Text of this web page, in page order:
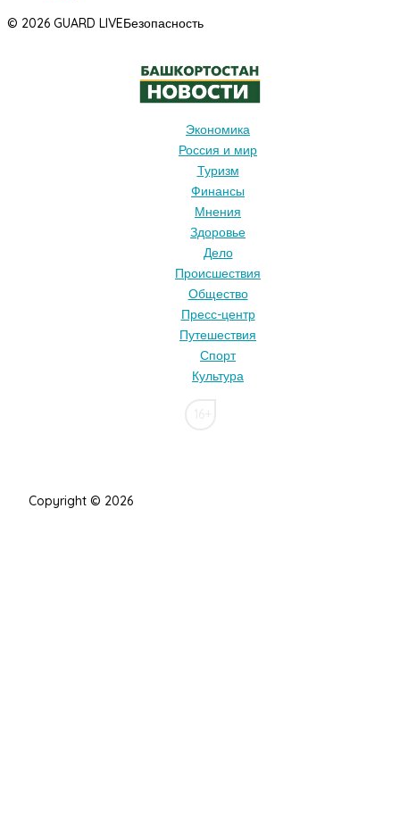
© 2026 GUARD LIVEБезопасность
Экономика
Россия и мир
Туризм
Финансы
Мнения
Здоровье
Дело
Происшествия
Общество
Пресс-центр
Путешествия
Спорт
Культура
Copyright © 2026